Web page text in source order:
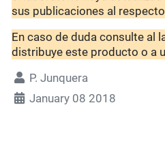
sus publicaciones al
En caso de duda consulte al
distribuye este producto o a
P. Junquera
January 08 2018